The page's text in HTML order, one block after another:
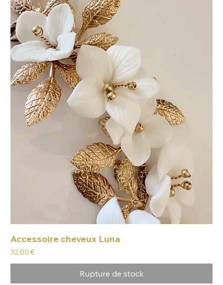
Accessoire cheveux Luna
Prix
32,00 €
Rupture de stock